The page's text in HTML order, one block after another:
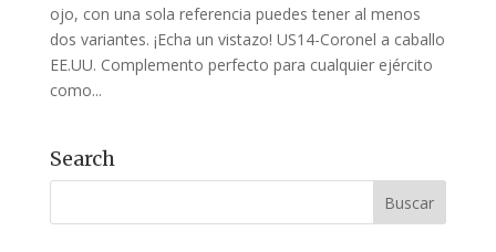
ojo, con una sola referencia puedes tener al menos
dos variantes. ¡Echa un vistazo! US14-Coronel a caballo
EE.UU. Complemento perfecto para cualquier ejército
como...
Search